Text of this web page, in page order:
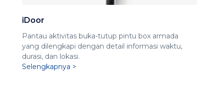
iDoor
Pantau aktivitas buka-tutup pintu box armada
yang dilengkapi dengan detail informasi waktu,
durasi, dan lokasi.
Selengkapnya >